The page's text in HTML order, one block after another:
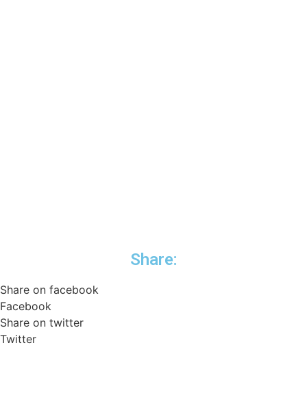
Share:
Share on facebook
Facebook
Share on twitter
Twitter